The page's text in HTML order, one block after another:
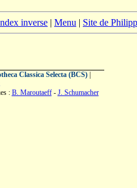
inverse | Menu | Site de
Classica Selecta (BCS)|
: B. Maroutaeff- J. Schumacher